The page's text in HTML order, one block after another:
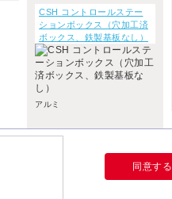
CSH コントロールステー
ションボックス（穴加工済
ボックス、鉄製基板なし）
アルミ
同意する